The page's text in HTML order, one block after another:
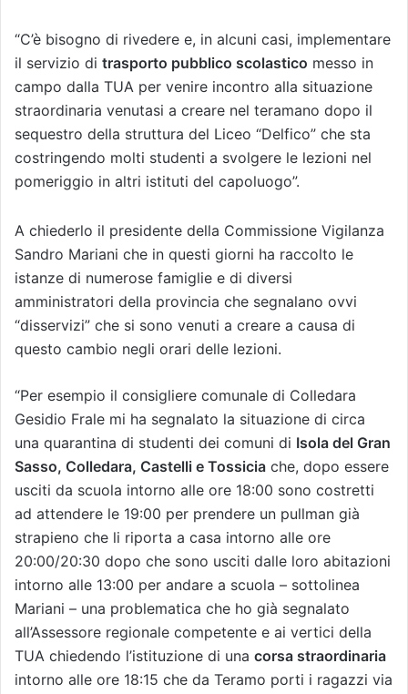
“C’è bisogno di rivedere e, in alcuni casi, implementare
il servizio di trasporto pubblico scolastico messo in
campo dalla TUA per venire incontro alla situazione
straordinaria venutasi a creare nel teramano dopo il
sequestro della struttura del Liceo “Delfico” che sta
costringendo molti studenti a svolgere le lezioni nel
pomeriggio in altri istituti del capoluogo”.
A chiederlo il presidente della Commissione Vigilanza
Sandro Mariani che in questi giorni ha raccolto le
istanze di numerose famiglie e di diversi
amministratori della provincia che segnalano ovvi
“disservizi” che si sono venuti a creare a causa di
questo cambio negli orari delle lezioni.
“Per esempio il consigliere comunale di Colledara
Gesidio Frale mi ha segnalato la situazione di circa
una quarantina di studenti dei comuni di Isola del Gran
Sasso, Colledara, Castelli e Tossicia che, dopo essere
usciti da scuola intorno alle ore 18:00 sono costretti
ad attendere le 19:00 per prendere un pullman già
strapieno che li riporta a casa intorno alle ore
20:00/20:30 dopo che sono usciti dalle loro abitazioni
intorno alle 13:00 per andare a scuola – sottolinea
Mariani – una problematica che ho già segnalato
all’Assessore regionale competente e ai vertici della
TUA chiedendo l’istituzione di una corsa straordinaria
intorno alle ore 18:15 che da Teramo porti i ragazzi via